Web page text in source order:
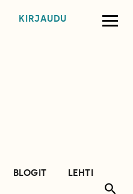
KIRJAUDU
BLOGIT
LEHTI